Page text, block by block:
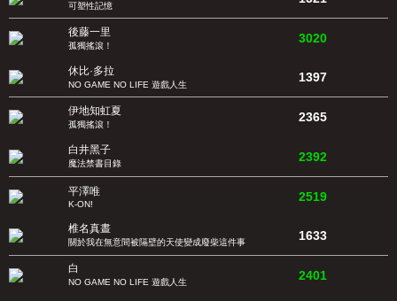
可塑性記憶
後藤一里
孤獨搖滾！ 3020
休比·多拉
NO GAME NO LIFE 遊戲人生 1397
伊地知虹夏
孤獨搖滾！ 2365
白井黑子
魔法禁書目錄 2392
平澤唯
K-ON!
2519
椎名真晝
關於我在無意間被隔壁的天使變成廢柴這件事 1633
白
NO GAME NO LIFE 遊戲人生 2401